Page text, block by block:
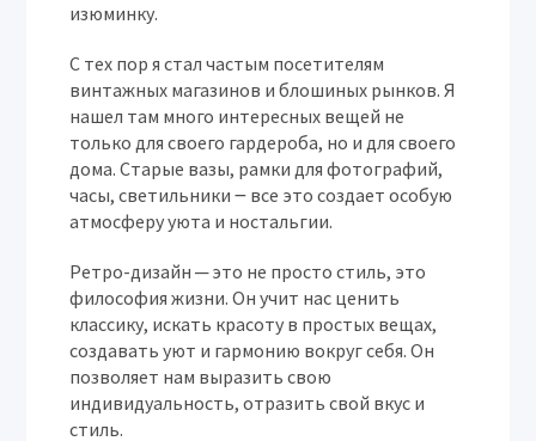
изюминку.
С тех пор я стал частым посетителям
винтажных магазинов и блошиных рынков. Я
нашел там много интересных вещей не
только для своего гардероба, но и для своего
дома. Старые вазы, рамки для фотографий,
часы, светильники ౼ все это создает особую
атмосферу уюта и ностальгии.
Ретро-дизайн ─ это не просто стиль, это
философия жизни. Он учит нас ценить
классику, искать красоту в простых вещах,
создавать уют и гармонию вокруг себя. Он
позволяет нам выразить свою
индивидуальность, отразить свой вкус и
стиль.